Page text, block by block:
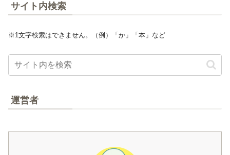
サイト内検索
※1文字検索はできません。（例）「か」「本」など
運営者